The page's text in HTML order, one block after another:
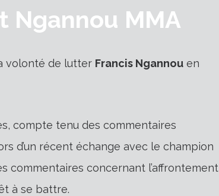
Ngannou MMA
volonté de lutter Francis Ngannou en
compte tenu des commentaires
d’un récent échange avec le champion
commentaires concernant l’affrontement
à se battre.